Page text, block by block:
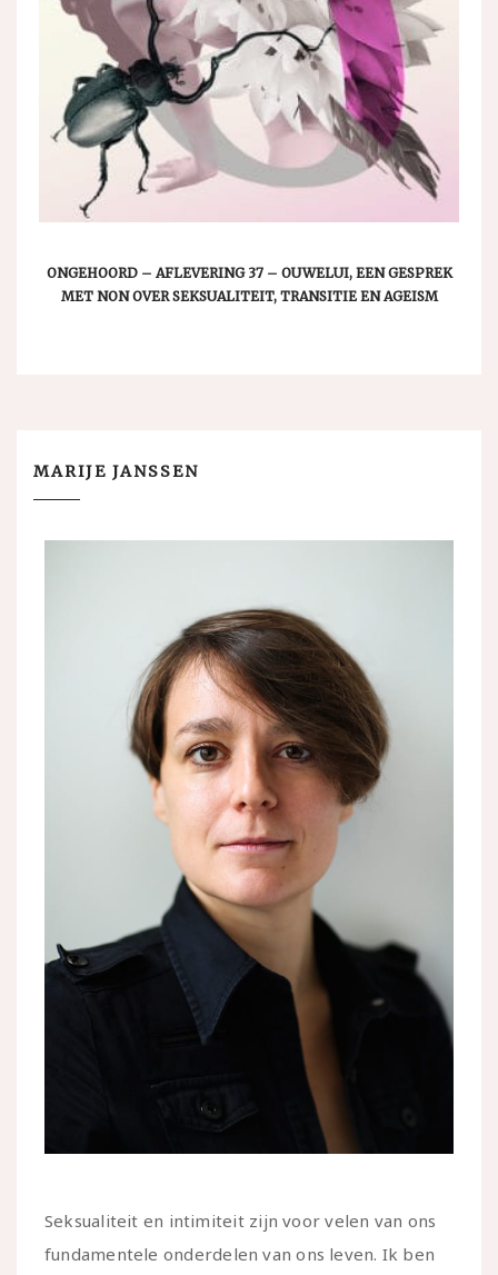
ONGEHOORD – AFLEVERING 37 – OUWELUI, EEN GESPREK
MET NON OVER SEKSUALITEIT, TRANSITIE EN AGEISM
MARIJE JANSSEN
Seksualiteit en intimiteit zijn voor velen van ons
fundamentele onderdelen van ons leven. Ik ben